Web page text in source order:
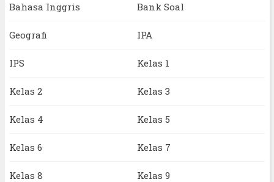
Bahasa Inggris Bank Soal
Geografi IPA
IPS Kelas 1
Kelas 2 Kelas 3
Kelas 4 Kelas 5
Kelas 6 Kelas 7
Kelas 8 Kelas 9